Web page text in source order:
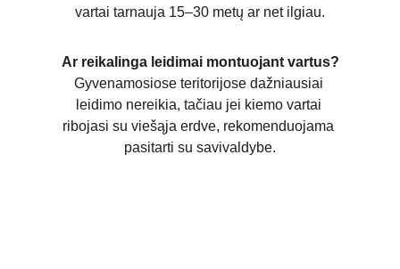
vartai tarnauja 15–30 metų ar net ilgiau.
Ar reikalinga leidimai montuojant vartus?
Gyvenamosiose teritorijose dažniausiai
leidimo nereikia, tačiau jei kiemo vartai
ribojasi su viešąja erdve, rekomenduojama
pasitarti su savivaldybe.